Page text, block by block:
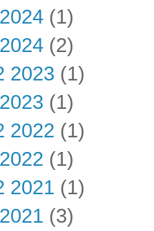
(1)
(2)
2023 (1)
(1)
2022 (1)
(1)
2021 (1)
(3)